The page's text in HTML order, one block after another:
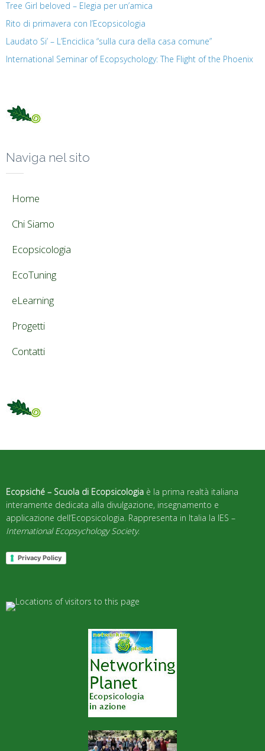
Tree Girl beloved – Elegia per un’amica
Rito di primavera con l’Ecopsicologia
Laudato Si’ – L’Enciclica “sulla cura della casa comune”
International Seminar of Ecopsychology: The Flight of the Phoenix
Naviga nel sito
Home
Chi Siamo
Ecopsicologia
EcoTuning
eLearning
Progetti
Contatti
Ecopsiché – Scuola di Ecopsicologia è la prima realtà italiana
interamente dedicata alla divulgazione, insegnamento e
applicazione dell’Ecopsicologia. Rappresenta in Italia la IES –
International Ecopsychology Society.
Privacy Policy